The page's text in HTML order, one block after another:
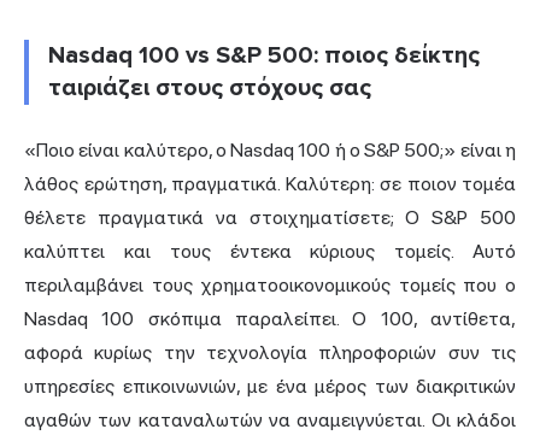
Nasdaq 100 vs S&P 500: ποιος δείκτης
ταιριάζει στους στόχους σας
«Ποιο είναι καλύτερο, ο Nasdaq 100 ή ο S&P 500;» είναι η
λάθος ερώτηση, πραγματικά. Καλύτερη: σε ποιον τομέα
θέλετε πραγματικά να στοιχηματίσετε; Ο S&P 500
καλύπτει και τους έντεκα κύριους τομείς. Αυτό
περιλαμβάνει τους χρηματοοικονομικούς τομείς που ο
Nasdaq 100 σκόπιμα παραλείπει. Ο 100, αντίθετα,
αφορά κυρίως την τεχνολογία πληροφοριών συν τις
υπηρεσίες επικοινωνιών, με ένα μέρος των διακριτικών
αγαθών των καταναλωτών να αναμειγνύεται. Οι κλάδοι